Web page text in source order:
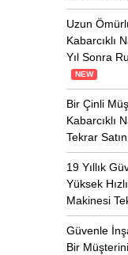
Uzun
Kabarcıklı
Yıl Sonra
NEW
Bir Çinli
Kabarcıklı
Tekrar
19 Yıllık
Yüksek
Makinesi
Güvenle
Bir